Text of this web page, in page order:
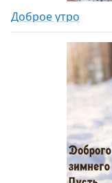
Доброе утро